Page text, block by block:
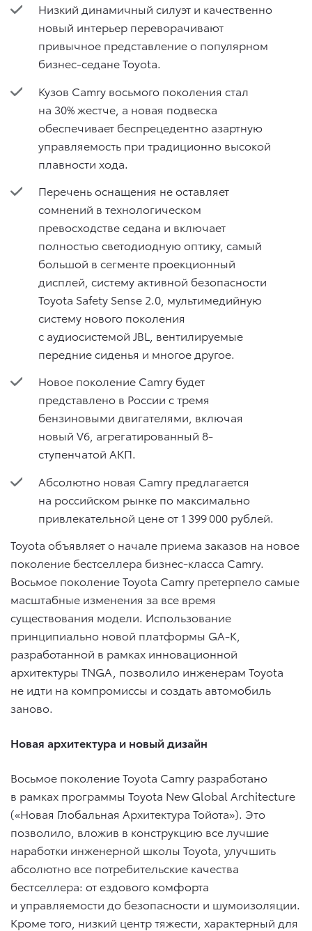
Низкий динамичный силуэт и качественно
новый интерьер переворачивают
привычное представление о популярном
бизнес-седане Toyota.
Кузов Camry восьмого поколения стал
на 30% жестче, а новая подвеска
обеспечивает беспрецедентно азартную
управляемость при традиционно высокой
плавности хода.
Перечень оснащения не оставляет
сомнений в технологическом
превосходстве седана и включает
полностью светодиодную оптику, самый
большой в сегменте проекционный
дисплей, систему активной безопасности
Toyota Safety Sense 2.0, мультимедийную
систему нового поколения
с аудиосистемой JBL, вентилируемые
передние сиденья и многое другое.
Новое поколение Camry будет
представлено в России с тремя
бензиновыми двигателями, включая
новый V6, агрегатированный 8-
ступенчатой АКП.
Абсолютно новая Camry предлагается
на российском рынке по максимально
привлекательной цене от 1 399 000 рублей.
Toyota объявляет о начале приема заказов на новое
поколение бестселлера бизнес-класса Camry.
Восьмое поколение Toyota Camry претерпело самые
масштабные изменения за все время
существования модели. Использование
принципиально новой платформы GA-K,
разработанной в рамках инновационной
архитектуры TNGA, позволило инженерам Toyota
не идти на компромиссы и создать автомобиль
заново.
Новая архитектура и новый дизайн
Восьмое поколение Toyota Camry разработано
в рамках программы Toyota New Global Architecture
(«Новая Глобальная Архитектура Тойота»). Это
позволило, вложив в конструкцию все лучшие
наработки инженерной школы Toyota, улучшить
абсолютно все потребительские качества
бестселлера: от ездового комфорта
и управляемости до безопасности и шумоизоляции.
Кроме того, низкий центр тяжести, характерный для